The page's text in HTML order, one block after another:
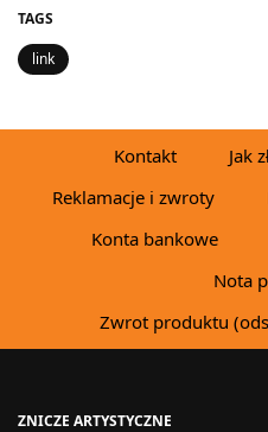
TAGS
link
Kontakt
Jak
Reklamacje i zwroty
Konta bankowe
Nota
Zwrot produktu
ZNICZE ARTYSTYCZNE